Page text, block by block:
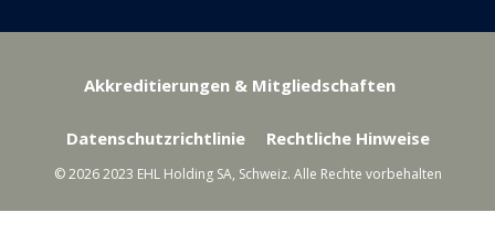
Akkreditierungen & Mitgliedschaften
Datenschutzrichtlinie Rechtliche Hinweise
© 2026 2023 EHL Holding SA, Schweiz. Alle Rechte vorbehalten